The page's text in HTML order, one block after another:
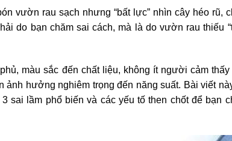
vườn rau sạch nhưng “bất lực” nhìn cây héo rũ,
do bạn chăm sai cách, mà là do vườn rau thiếu
màu sắc đến chất liệu, không ít người cảm thấy
hưởng nghiêm trọng đến năng suất. Bài viết
sai lầm phổ biến và các yếu tố then chốt để bạn